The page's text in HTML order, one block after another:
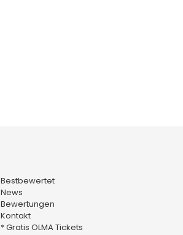
Bestbewertet
News
Bewertungen
Kontakt
* Gratis OLMA Tickets